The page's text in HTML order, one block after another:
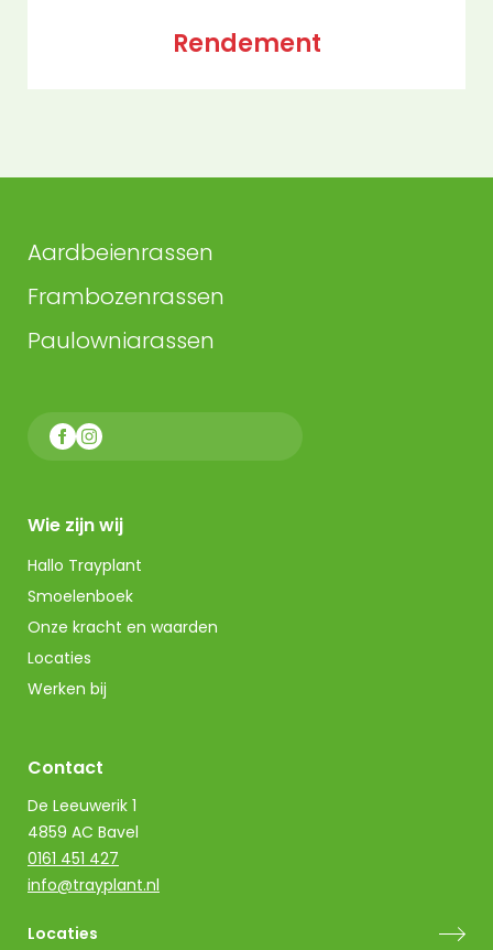
Rendement
Aardbeienrassen
Frambozenrassen
Paulowniarassen
Wie zijn wij
Hallo Trayplant
Smoelenboek
Onze kracht en waarden
Locaties
Werken bij
Contact
De Leeuwerik 1
4859 AC Bavel
0161 451 427
info@trayplant.nl
Locaties